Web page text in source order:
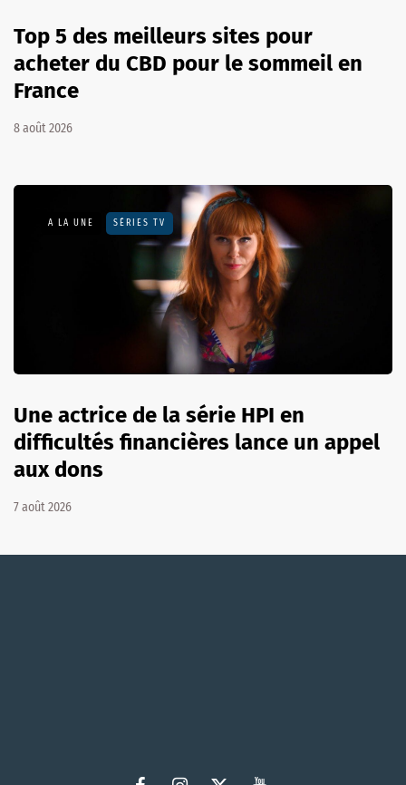
Top 5 des meilleurs sites pour
acheter du CBD pour le sommeil en
France
8 août 2026
A LA UNE SÉRIES TV
Une actrice de la série HPI en
difficultés financières lance un appel
aux dons
7 août 2026